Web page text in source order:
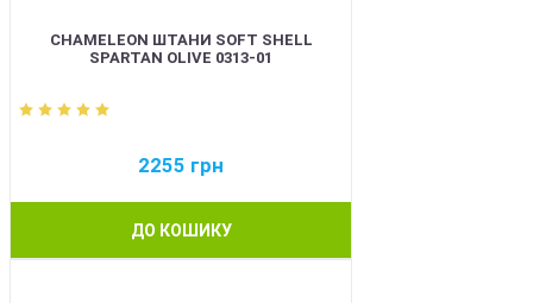
CHAMELEON ШТАНИ SOFT SHELL
SPARTAN OLIVE 0313-01
2255 грн
ДО КОШИКУ